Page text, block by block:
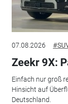
07.08.2026
Zeekr 9X:
Einfach nur groß
Hinsicht auf
Deutschland.